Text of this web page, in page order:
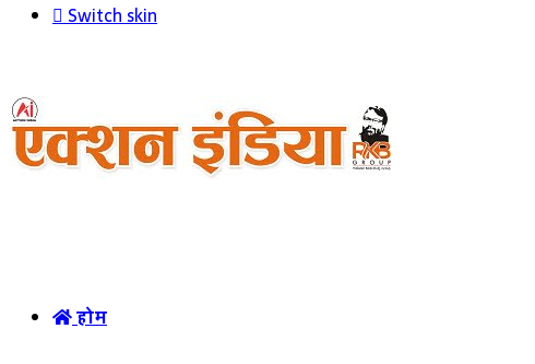
Switch skin
होम